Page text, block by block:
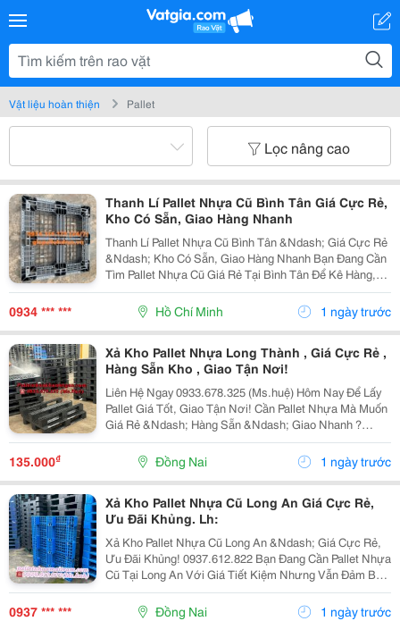
Vật liệu hoàn thiện Pallet
Lọc nâng cao
Thanh Lí Pallet Nhựa Cũ Bình Tân Giá Cực Rẻ,
Kho Có Sẵn, Giao Hàng Nhanh
Thanh Lí Pallet Nhựa Cũ Bình Tân &Ndash; Giá Cực Rẻ
&Ndash; Kho Có Sẵn, Giao Hàng Nhanh Bạn Đang Cần
Tìm Pallet Nhựa Cũ Giá Rẻ Tại Bình Tân Để Kê Hàng,
Chứa Hàng, Lưu Kho Hoặc Vận Chuyển Nhưng Muốn
Tiết Kiệm Chi Phí? Đừng Bỏ Qua Nguồn Pallet Nhựa...
0934 *** *** Hồ Chí Minh 1 ngày trước
Xả Kho Pallet Nhựa Long Thành , Giá Cực Rẻ ,
Hàng Sẵn Kho , Giao Tận Nơi!
Liên Hệ Ngay 0933.678.325 (Ms.huệ) Hôm Nay Để Lấy
Pallet Giá Tốt, Giao Tận Nơi! Cần Pallet Nhựa Mà Muốn
Giá Rẻ &Ndash; Hàng Sẵn &Ndash; Giao Nhanh ?
Đừng Bỏ Qua Lô Đang Thanh Lý Tại Long Thành! ✅
Pallet Nhựa Cũ Còn Đẹp, Chắc Chắn, Sử Dụng Tốt ✅...
135.000₫ Đồng Nai 1 ngày trước
Xả Kho Pallet Nhựa Cũ Long An Giá Cực Rẻ,
Ưu Đãi Khủng. Lh:
Xả Kho Pallet Nhựa Cũ Long An &Ndash; Giá Cực Rẻ,
Ưu Đãi Khủng! 0937.612.822 Bạn Đang Cần Pallet Nhựa
Cũ Tại Long An Với Giá Tiết Kiệm Nhưng Vẫn Đảm Bảo
Chất Lượng? Đừng Bỏ Lỡ Chương Trình Xả Kho Số
Lượng Lớn Với Mức Giá Cực Ưu Đãi! ✅ Sản Phẩm...
0937 *** *** Đồng Nai 1 ngày trước